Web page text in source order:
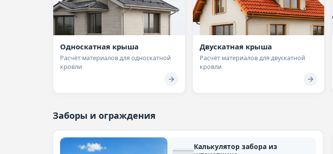
Односкатная крыша
Расчёт материалов для односкатной
кровли
Двускатная крыша
Расчёт материалов для двускатной
кровли
Заборы и ограждения
Калькулятор забора из